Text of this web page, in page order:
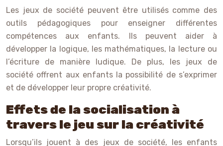
Les jeux de société peuvent être utilisés comme des
outils pédagogiques pour enseigner différentes
compétences aux enfants. Ils peuvent aider à
développer la logique, les mathématiques, la lecture ou
l’écriture de manière ludique. De plus, les jeux de
société offrent aux enfants la possibilité de s’exprimer
et de développer leur propre créativité.
Effets de la socialisation à
travers le jeu sur la créativité
Lorsqu’ils jouent à des jeux de société, les enfants